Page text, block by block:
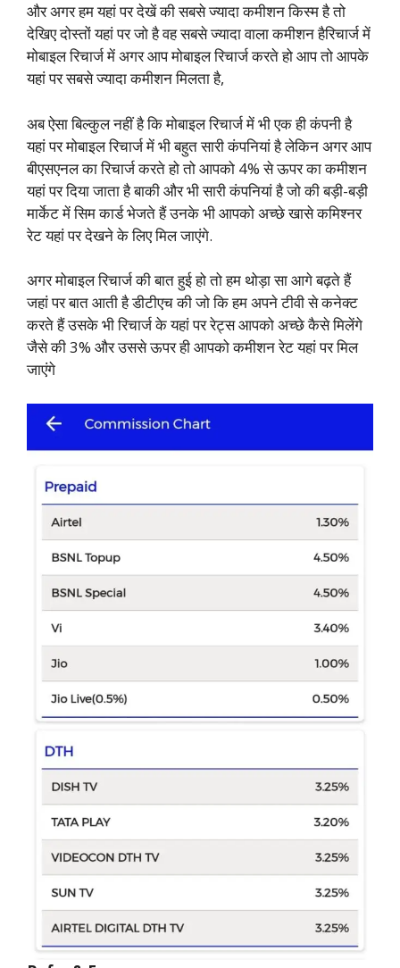
और अगर हम यहां पर देखें की सबसे ज्यादा कमीशन किस्म है तो
देखिए दोस्तों यहां पर जो है वह सबसे ज्यादा वाला कमीशन हैरिचार्ज में
मोबाइल रिचार्ज में अगर आप मोबाइल रिचार्ज करते हो आप तो आपके
यहां पर सबसे ज्यादा कमीशन मिलता है,
अब ऐसा बिल्कुल नहीं है कि मोबाइल रिचार्ज में भी एक ही कंपनी है
यहां पर मोबाइल रिचार्ज में भी बहुत सारी कंपनियां है लेकिन अगर आप
बीएसएनल का रिचार्ज करते हो तो आपको 4% से ऊपर का कमीशन
यहां पर दिया जाता है बाकी और भी सारी कंपनियां है जो की बड़ी-बड़ी
मार्केट में सिम कार्ड भेजते हैं उनके भी आपको अच्छे खासे कमिश्नर
रेट यहां पर देखने के लिए मिल जाएंगे.
अगर मोबाइल रिचार्ज की बात हुई हो तो हम थोड़ा सा आगे बढ़ते हैं
जहां पर बात आती है डीटीएच की जो कि हम अपने टीवी से कनेक्ट
करते हैं उसके भी रिचार्ज के यहां पर रेट्स आपको अच्छे कैसे मिलेंगे
जैसे की 3% और उससे ऊपर ही आपको कमीशन रेट यहां पर मिल
जाएंगे